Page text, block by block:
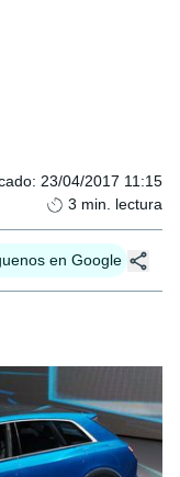
: 23/04/2017 11:15
3 min. lectura
en Google